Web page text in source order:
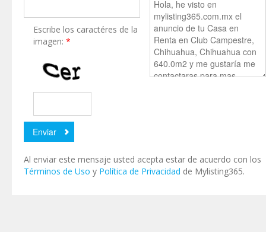
Escribe los caractéres de la
imagen:*
Al enviar este mensaje usted acepta estar de acuerdo con los
Términos de Uso y Política de Privacidad de Mylisting365.